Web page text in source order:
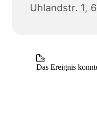
Uhlandstr. 1,